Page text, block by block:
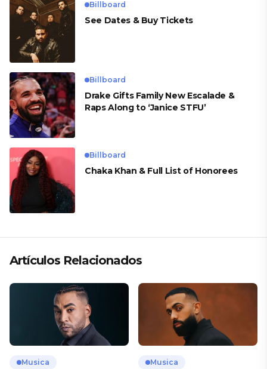
Billboard
See Dates & Buy Tickets
Billboard
Drake Gifts Family New Escalade &
Raps Along to ‘Janice STFU’
Billboard
Chaka Khan & Full List of Honorees
Artículos Relacionados
Musica Musica